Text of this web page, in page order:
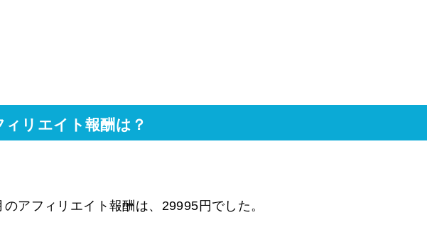
リエイト報酬は？
アフィリエイト報酬は、29995円でした。